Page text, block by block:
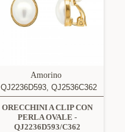
Amorino
QJ2236D593, QJ2536C362
ORECCHINI A CLIP CON
PERLA OVALE -
QJ2236D593/C362